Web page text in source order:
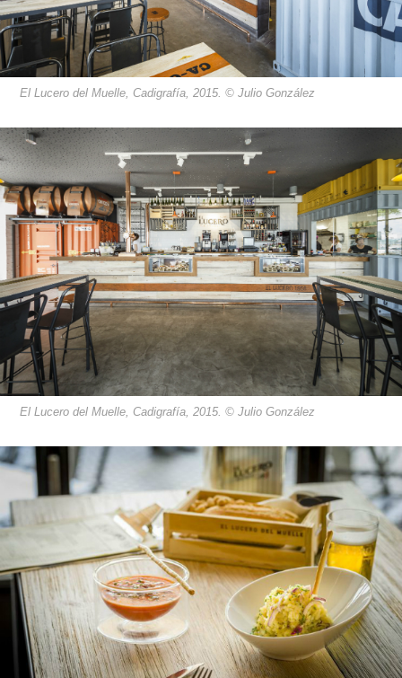
El Lucero del Muelle, Cadigrafía, 2015. © Julio González
El Lucero del Muelle, Cadigrafía, 2015. © Julio González